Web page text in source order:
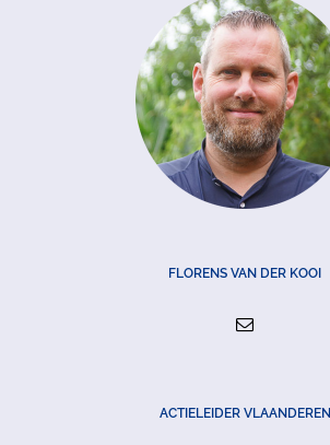
FLORENS VAN DER KOOI
ACTIELEIDER VLAANDEREN